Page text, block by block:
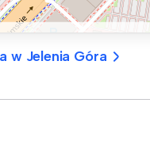
w Jelenia Góra